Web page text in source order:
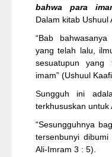
bahwa para
Dalam kitab Ushuul
“Bab
yang telah lalu,
sesuatupun yang
imam” (Ushuul
Sungguh ini
terkhususkan untuk
“Sesungguhnya
tersenbunyi
Ali-Imram 3 : 5).